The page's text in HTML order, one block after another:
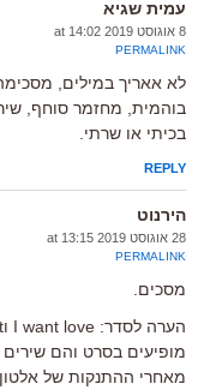
עמית שגיא
8 אוגוסט 2019 at 14:02
PERMALINK
בוהמית, מחזמר סוחף,
בכיתי או שרתי.
REPLY
הירנוט
28 אוגוסט 2019 at 13:15
PERMALINK
מסכים.
מופיעים בסרט והם
מאחרי ההתנקות של